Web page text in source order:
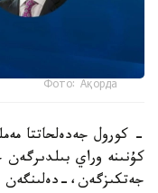
Фото: Ақорда
- كورول جەدەلحاتتا
كۇنىنە وراي بىلدىرگەن
جەتكىزگەن،-دەلىنگەن